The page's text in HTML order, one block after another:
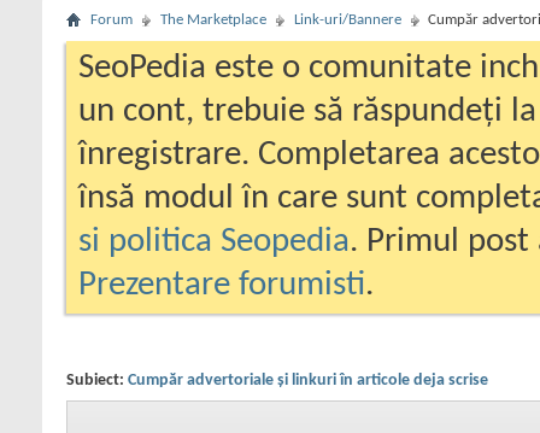
Forum The Marketplace Link-uri/Bannere Cumpăr
SeoPedia este o comunitate
un cont, trebuie să răspundeți
înregistrare. Completarea
însă modul în care sunt
si politica Seopedia. Primul
Prezentare forumisti.
Subiect: Cumpăr advertoriale și linkuri în articole deja scrise